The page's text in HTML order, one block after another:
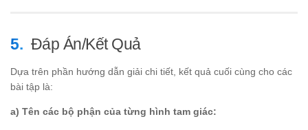
Đáp Án/Kết Quả
Dựa trên phần hướng dẫn giải chi tiết, kết quả cuối cùng cho các
bài tập là:
a) Tên các bộ phận của từng hình tam giác: